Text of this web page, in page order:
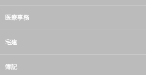
医療事務
宅建
簿記